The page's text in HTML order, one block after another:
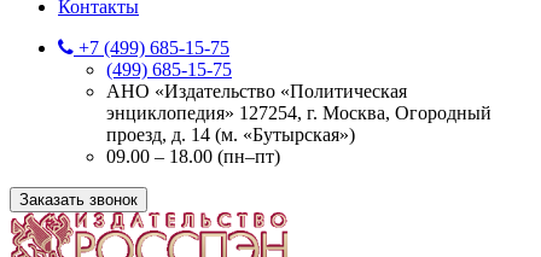
Контакты
+7 (499) 685-15-75
(499) 685-15-75
АНО «Издательство «Политическая
энциклопедия» 127254, г. Москва, Огородный
проезд, д. 14 (м. «Бутырская»)
09.00 – 18.00 (пн–пт)
Заказать звонок